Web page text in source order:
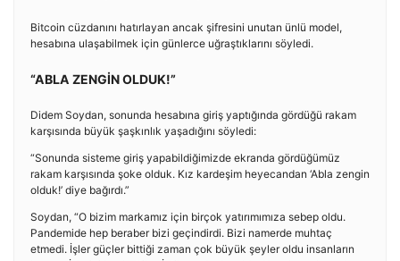
Bitcoin cüzdanını hatırlayan ancak şifresini unutan ünlü model,
hesabına ulaşabilmek için günlerce uğraştıklarını söyledi.
“ABLA ZENGİN OLDUK!”
Didem Soydan, sonunda hesabına giriş yaptığında gördüğü rakam
karşısında büyük şaşkınlık yaşadığını söyledi:
“Sonunda sisteme giriş yapabildiğimizde ekranda gördüğümüz
rakam karşısında şoke olduk. Kız kardeşim heyecandan ‘Abla zengin
olduk!’ diye bağırdı.”
Soydan, “O bizim markamız için birçok yatırımımıza sebep oldu.
Pandemide hep beraber bizi geçindirdi. Bizi namerde muhtaç
etmedi. İşler güçler bittiği zaman çok büyük şeyler oldu insanların